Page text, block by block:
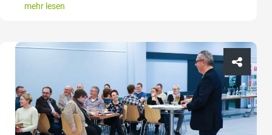
mehr lesen